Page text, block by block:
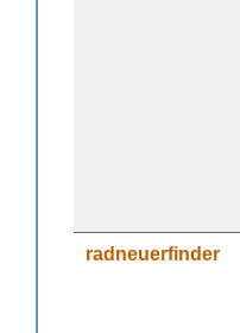
radneuerfinder